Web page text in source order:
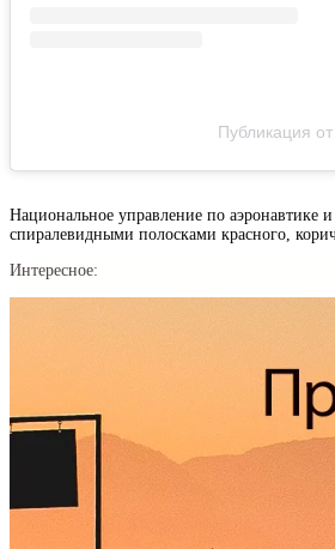
Публикация
Национальное управление по аэронавтике
спиралевидными полосками красного,
Интересное: